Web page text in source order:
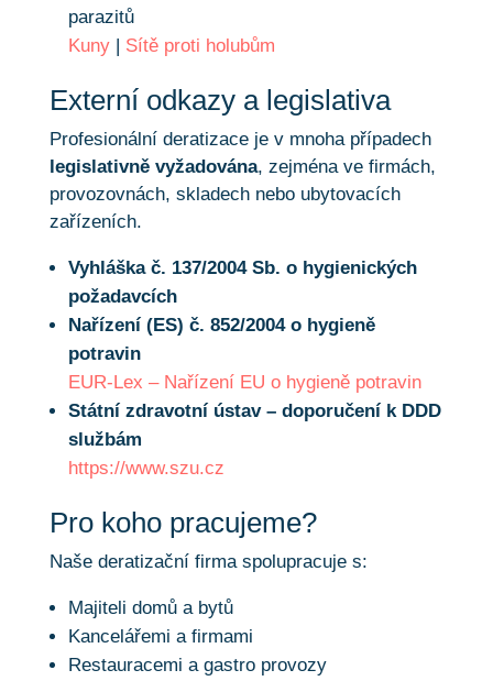
parazitů
Kuny| Sítě proti holubům
Externí odkazy a legislativa
Profesionální deratizace je v mnoha případech
legislativně vyžadována, zejména ve firmách,
provozovnách, skladech nebo ubytovacích
zařízeních.
Vyhláška č. 137/2004 Sb. o hygienických
požadavcích
Nařízení (ES) č. 852/2004 o hygieně
potravin
EUR-Lex – Nařízení EU o hygieně potravin
Státní zdravotní ústav – doporučení k DDD
službám
https://www.szu.cz
Pro koho pracujeme?
Naše deratizační firma spolupracuje s:
Majiteli domů a bytů
Kancelářemi a firmami
Restauracemi a gastro provozy